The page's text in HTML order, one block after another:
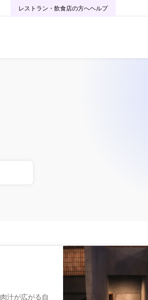
レストラン・飲食店の方へヘルプ
汁が広がる自